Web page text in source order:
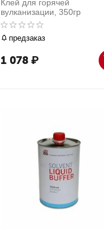
Клей для горячей
вулканизации, 350гр
предзаказ
1 078₽